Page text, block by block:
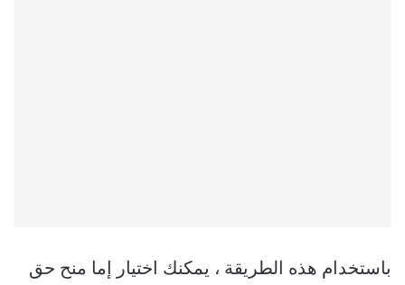
باستخدام هذه الطريقة ، يمكنك اختيار إما منح حق